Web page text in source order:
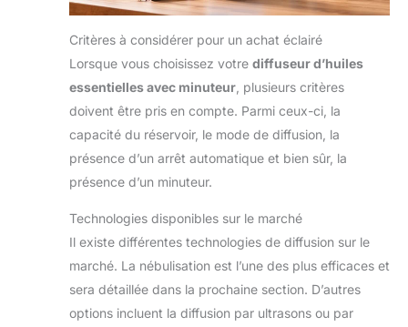
plus calmes et moins de
perturbations. 【Grand
écran pour un contrôle
complet】L’écran
numérique affiche
clairement le mode de
fonctionnement et le
visibles d’un simple coup
d’œil. 【Fixation murale
gain de place sans
perçage】Avec les
diffuseur de parfum
solidement au mur, sans
vis et sans endommager
la surface.
Critères à considérer pour un achat éclairé
Lorsque vous choisissez votre diffuseur d’huiles
essentielles avec minuteur , plusieurs critères
doivent être pris en compte. Parmi ceux-ci, la
capacité du réservoir, le mode de diffusion, la
présence d’un arrêt automatique et bien sûr, la
présence d’un minuteur.
Technologies disponibles sur le marché
Il existe différentes technologies de diffusion sur le
marché. La nébulisation est l’une des plus efficaces et
sera détaillée dans la prochaine section. D’autres
options incluent la diffusion par ultrasons ou par